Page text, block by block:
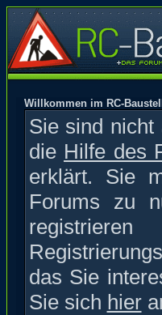
Willkommen im RC-
Sie sind
die Hilfe des
erklärt. Sie
Forums zu
das Sie
Sie sich hier